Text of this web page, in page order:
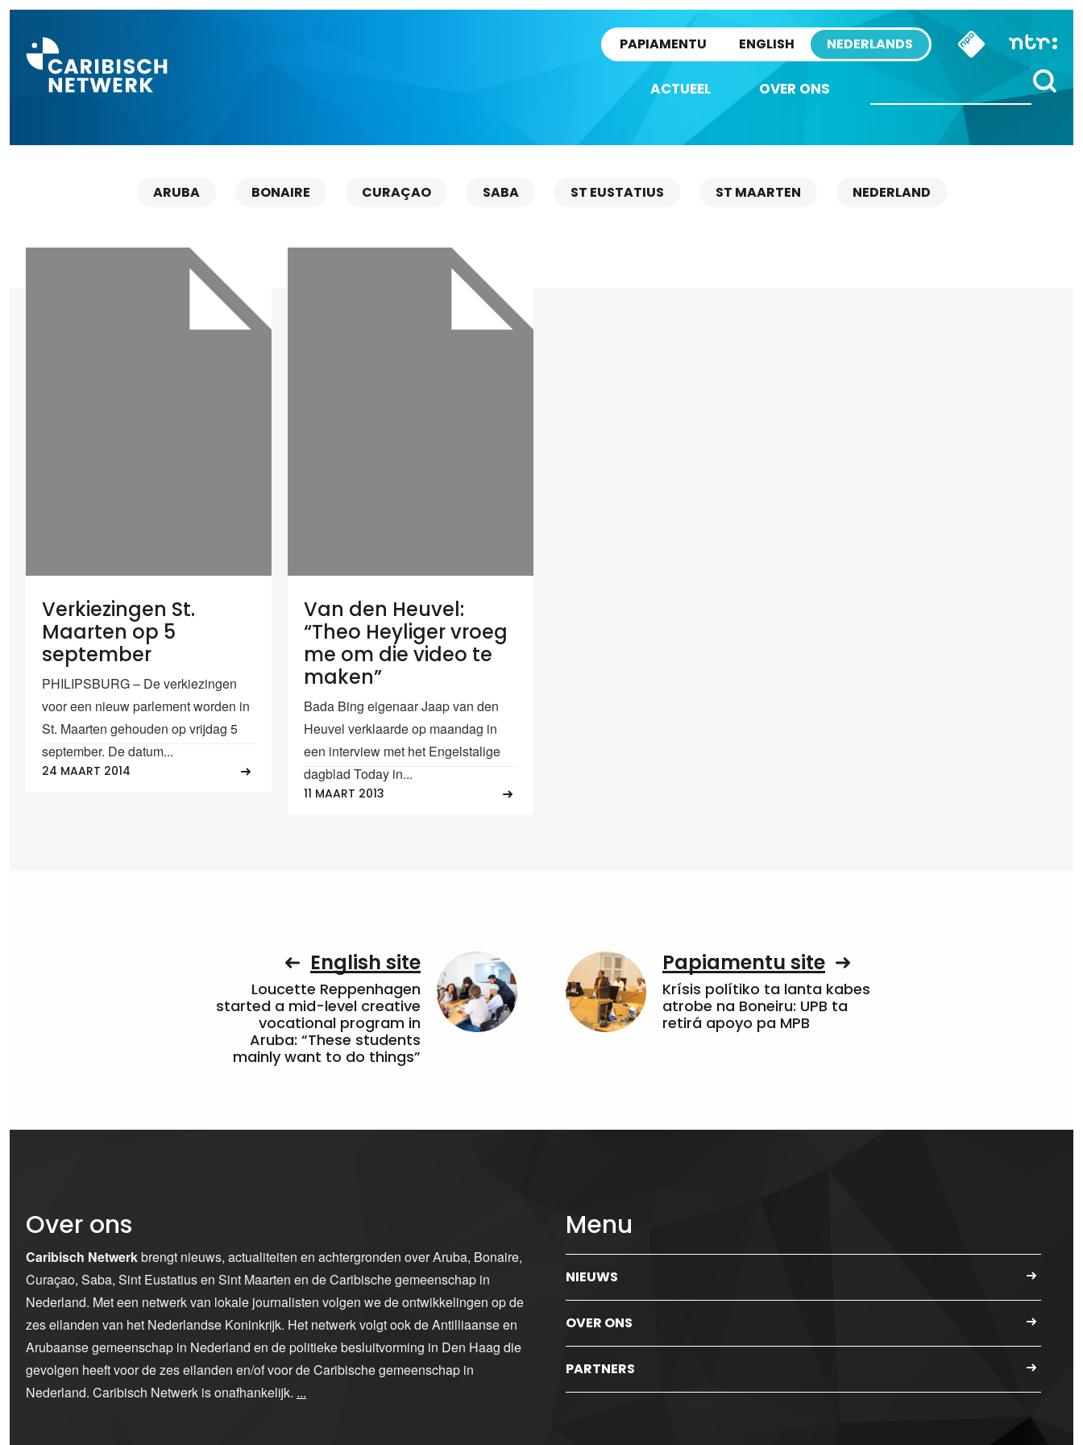
PAPIAMENTU ENGLISH NEDERLANDS
ACTUEEL OVER ONS
ARUBA BONAIRE CURAÇAO SABA ST EUSTATIUS ST MAARTEN NEDERLAND
Verkiezingen St.
Maarten op 5
september
PHILIPSBURG – De verkiezingen
voor een nieuw parlement worden in
St. Maarten gehouden op vrijdag 5
september. De datum...
24 MAART 2014
Van den Heuvel:
“Theo Heyliger vroeg
me om die video te
maken”
Bada Bing eigenaar Jaap van den
Heuvel verklaarde op maandag in
een interview met het Engelstalige
dagblad Today in...
11 MAART 2013
English site
Loucette Reppenhagen
started a mid-level creative
vocational program in
Aruba: “These students
mainly want to do things”
Papiamentu site
Krísis polítiko ta lanta kabes
atrobe na Boneiru: UPB ta
retirá apoyo pa MPB
Over ons
Caribisch Netwerkbrengt nieuws, actualiteiten en achtergronden over Aruba, Bonaire,
Curaçao, Saba, Sint Eustatius en Sint Maarten en de Caribische gemeenschap in
Nederland. Met een netwerk van lokale journalisten volgen we de ontwikkelingen op de
zes eilanden van het Nederlandse Koninkrijk. Het netwerk volgt ook de Antilliaanse en
Arubaanse gemeenschap in Nederland en de politieke besluitvorming in Den Haag die
gevolgen heeft voor de zes eilanden en/of voor de Caribische gemeenschap in
Nederland. Caribisch Netwerk is onafhankelijk. ...
Menu
NIEUWS
OVER ONS
PARTNERS